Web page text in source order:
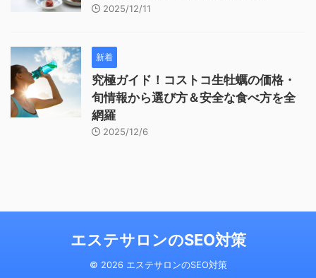
2025/12/11
新着
究極ガイド！コストコ生牡蠣の価格・
旬情報から選び方＆安全な食べ方を全
網羅
2025/12/6
エステサロンのSEO対策
© 2026 エステサロンのSEO対策